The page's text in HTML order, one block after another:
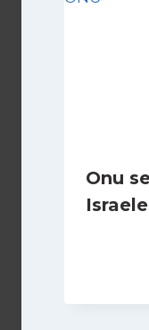
Onu